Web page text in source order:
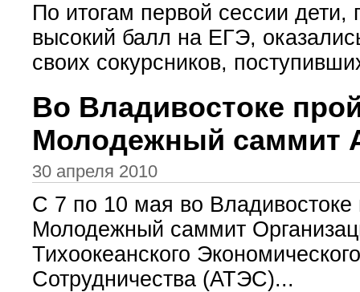
По итогам первой сессии дети,
высокий балл на ЕГЭ,
своих сокурсников,
Во Владивостоке
Молодежный саммит
30 апреля 2010
С 7 по 10 мая во Владивостоке
Молодежный саммит
Тихоокеанского Экономического
Сотрудничества (АТЭС)...